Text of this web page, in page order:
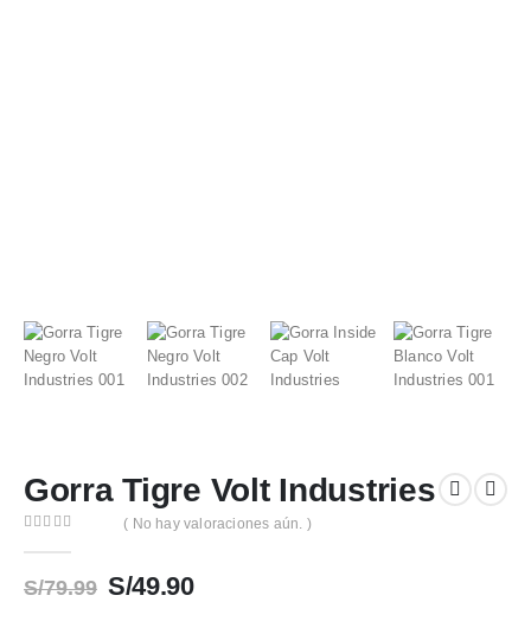
Gorra Tigre Volt Industries
( No hay valoraciones aún. )
S/79.99 El
S/49.90El